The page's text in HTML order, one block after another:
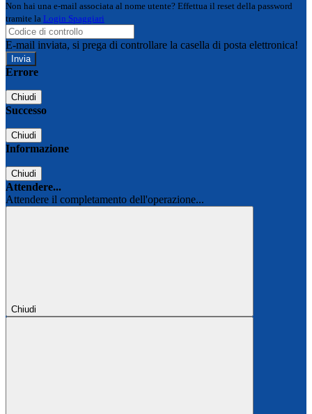
Non hai una e-mail associata al nome utente? Effettua il reset della password
tramite la Login Spaggiari
E-mail inviata, si prega di controllare la casella di posta elettronica!
Errore
Chiudi
Successo
Chiudi
Informazione
Chiudi
Attendere...
Attendere il completamento dell'operazione...
Chiudi